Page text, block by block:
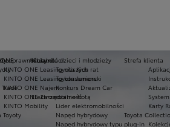
KINTO ONE Leasing niższych rat
KINTO ONE Leasing konsumencki
KINTO ONE Najem
KINTO ONE Zarządzanie flotą
KINTO Mobility
Strefa klienta
Karty
Toyota
Aktualności
Kluby dla dzieci i młodzieży
Toyota Kids
Toyota Juniors
Konkurs Dream Car
Elektromobilność
Lider elektromobilności
Napęd hybrydowy
Napęd hybrydowy typu plug-in